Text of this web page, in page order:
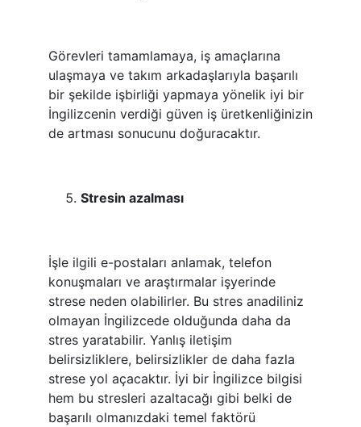
Görevleri tamamlamaya, iş amaçlarına
ulaşmaya ve takım arkadaşlarıyla başarılı
bir şekilde işbirliği yapmaya yönelik iyi bir
İngilizcenin verdiği güven iş üretkenliğinizin
de artması sonucunu doğuracaktır.
Stresin azalması
İşle ilgili e-postaları anlamak, telefon
konuşmaları ve araştırmalar işyerinde
strese neden olabilirler. Bu stres anadiliniz
olmayan İngilizcede olduğunda daha da
stres yaratabilir. Yanlış iletişim
belirsizliklere, belirsizlikler de daha fazla
strese yol açacaktır. İyi bir İngilizce bilgisi
hem bu stresleri azaltacağı gibi belki de
başarılı olmanızdaki temel faktörü